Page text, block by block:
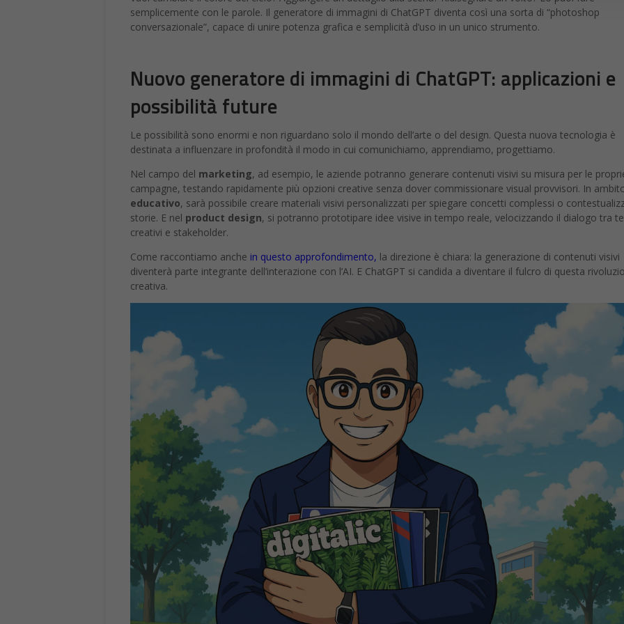
semplicemente con le parole. Il generatore di immagini di ChatGPT diventa così una sorta di “photoshop
conversazionale”, capace di unire potenza grafica e semplicità d’uso in un unico strumento.
Nuovo generatore di immagini di ChatGPT: applicazioni e
possibilità future
Le possibilità sono enormi e non riguardano solo il mondo dell’arte o del design. Questa nuova tecnologia è
destinata a influenzare in profondità il modo in cui comunichiamo, apprendiamo, progettiamo.
Nel campo del marketing, ad esempio, le aziende potranno generare contenuti visivi su misura per le
campagne, testando rapidamente più opzioni creative senza dover commissionare visual provvisori. In
educativo, sarà possibile creare materiali visivi personalizzati per spiegare concetti complessi o
storie. E nel product design, si potranno prototipare idee visive in tempo reale, velocizzando il dialogo tra
creativi e stakeholder.
Come raccontiamo anche in questo approfondimento, la direzione è chiara: la generazione di contenuti visivi
diventerà parte integrante dell’interazione con l’AI. E ChatGPT si candida a diventare il fulcro di questa
creativa.